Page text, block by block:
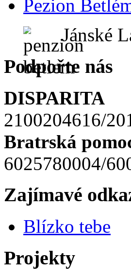
Pezion
Jánské
Podpořte nás
DISPARITA
2100204616/
Bratrská
6025780004/
Zajímavé
Blízko tebe
Projekty